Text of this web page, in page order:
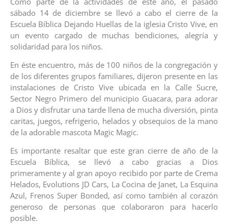
sábado 14 de diciembre se llevó a cabo el cierre de la
Escuela Bíblica Dejando Huellas de la iglesia Cristo Vive, en
un evento cargado de muchas bendiciones, alegría y
solidaridad para los niños.
En éste encuentro, más de 100 niños de la congregación y
de los diferentes grupos familiares, dijeron presente en las
instalaciones de Cristo Vive ubicada en la Calle Sucre,
Sector Negro Primero del municipio Guacara, para adorar
a Dios y disfrutar una tarde llena de mucha diversión, pinta
caritas, juegos, refrigerio, helados y obsequios de la mano
de la adorable mascota Magic Magic.
Es importante resaltar que este gran cierre de año de la
Escuela Bíblica, se llevó a cabo gracias a Dios
primeramente y al gran apoyo recibido por parte de Crema
Helados, Evolutions JD Cars, La Cocina de Janet, La Esquina
Azul, Frenos Super Bonded, así como también al corazón
generoso de personas que colaboraron para hacerlo
posible.